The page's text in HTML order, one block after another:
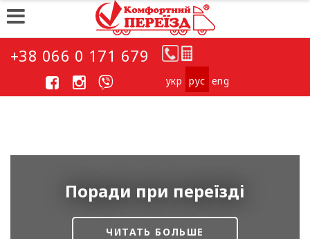
+38 066 0 171 679
укp рус eng
Поради при переїзді
ЧИТАТЬ БОЛЬШЕ